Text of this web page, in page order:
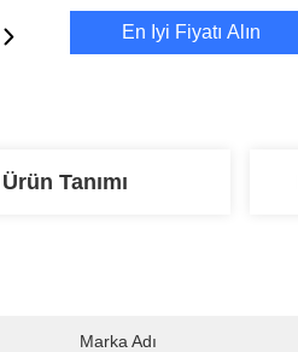
En İyi Fiyatı Alın
Ürün Tanımı
Marka Adı